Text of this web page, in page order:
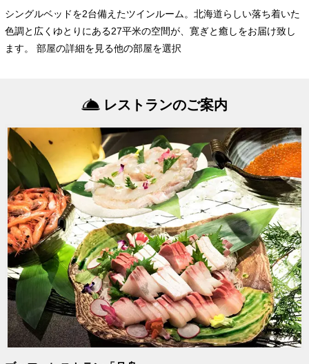
シングルベッドを2台備えたツインルーム。北海道らしい落ち着いた
色調と広くゆとりにある27平米の空間が、寛ぎと癒しをお届け致し
ます。 部屋の詳細を見る他の部屋を選択
レストランのご案内